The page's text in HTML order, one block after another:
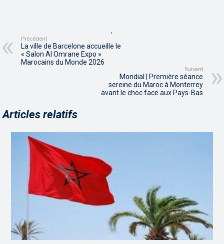
Précédent
La ville de Barcelone accueille le
« Salon Al Omrane Expo »
Marocains du Monde 2026
Suivant
Mondial | Première séance
sereine du Maroc à Monterrey
avant le choc face aux Pays-Bas
Articles relatifs